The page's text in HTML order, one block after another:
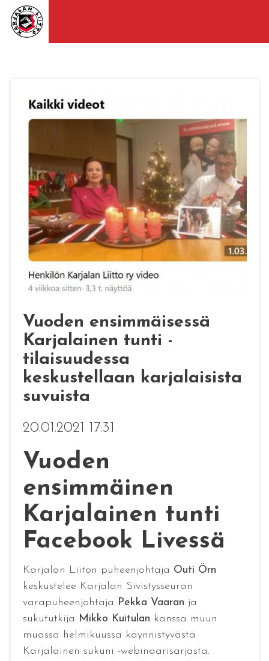
Vuoden ensimmäisessä
Karjalainen tunti -
tilaisuudessa
keskustellaan karjalaisista
suvuista
20.01.2021 17:31
Vuoden
ensimmäinen
Karjalainen tunti
Facebook Livessä
Karjalan Liiton puheenjohtaja Outi Örn
keskustelee Karjalan Sivistysseuran
varapuheenjohtaja Pekka Vaaran ja
sukututkija Mikko Kuitulan kanssa muun
muassa helmikuussa käynnistyvästä
Karjalainen sukuni -webinaarisarjasta.